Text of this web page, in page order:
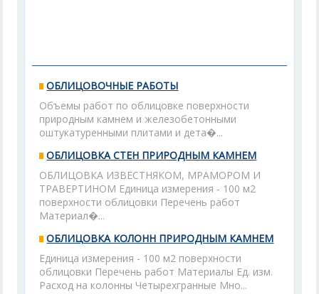
ОБЛИЦОВОЧНЫЕ РАБОТЫ
Объемы работ по облицовке поверхности
природным камнем и железобетонными
оштукатуренными плитами и дета�...
ОБЛИЦОВКА СТЕН ПРИРОДНЫМ КАМНЕМ
ОБЛИЦОВКА ИЗВЕСТНЯКОМ, МРАМОРОМ И
ТРАВЕРТИНОМ Единица измерения - 100 м2
поверхности облицовки Перечень работ
Материал�...
ОБЛИЦОВКА КОЛОНН ПРИРОДНЫМ КАМНЕМ
Единица измерения - 100 м2 поверхности
облицовки Перечень работ Материалы Ед. изм.
Расход на колонны Четырехгранные Мно...